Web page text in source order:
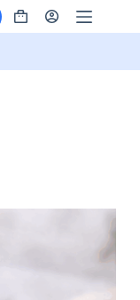
Indkøbskurv